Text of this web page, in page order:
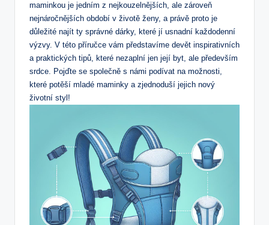
maminkou ‌je jedním z nejkouzelnějších, ale zároveň
nejnáročnějších období v životě ženy, a právě proto ‍je
důležité najít ty správné⁤ dárky, které jí usnadní každodenní
výzvy. V⁤ této ⁣příručce vám představíme devět inspirativních
a praktických tipů, které‍ nezaplní jen⁢ její⁤ byt, ale především
srdce. Pojďte ‍se ​společně s námi ⁤podívat na možnosti,
které potěší mladé maminky a zjednoduší jejich nový
životní styl!